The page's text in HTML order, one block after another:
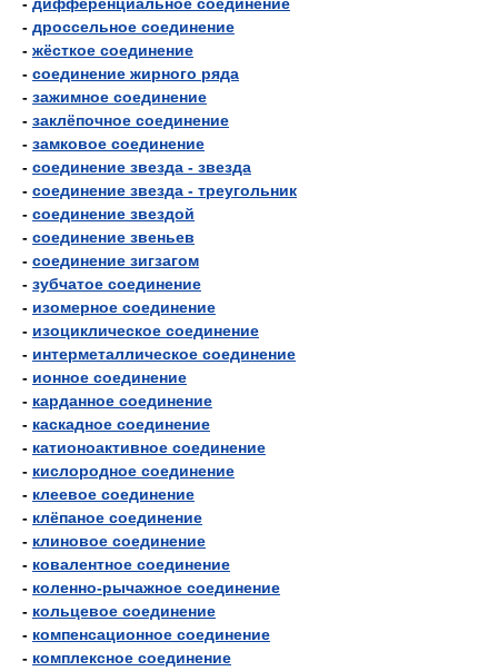
- дроссельное соединение
- жёсткое соединение
- соединение жирного ряда
- зажимное соединение
- заклёпочное соединение
- замковое соединение
- соединение звезда - звезда
- соединение звезда - треугольник
- соединение звездой
- соединение звеньев
- соединение зигзагом
- зубчатое соединение
- изомерное соединение
- изоциклическое соединение
- интерметаллическое соединение
- ионное соединение
- карданное соединение
- каскадное соединение
- катионоактивное соединение
- кислородное соединение
- клеевое соединение
- клёпаное соединение
- клиновое соединение
- ковалентное соединение
- коленно-рычажное соединение
- кольцевое соединение
- компенсационное соединение
- комплексное соединение